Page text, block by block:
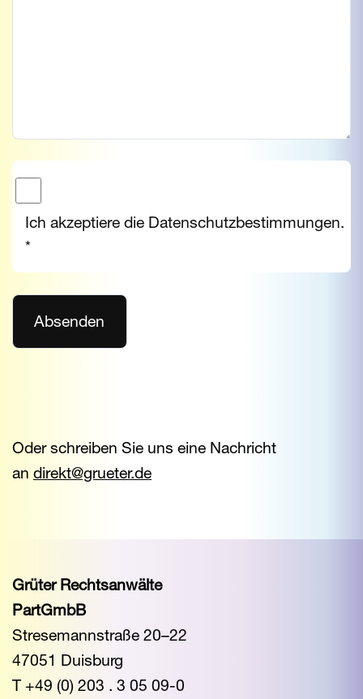
Ich akzeptiere die Datenschutzbestimmungen.
*
Oder schreiben Sie uns eine Nachricht
an direkt@grueter.de
Grüter Rechtsanwälte
PartGmbB
Stresemannstraße 20–22
47051 Duisburg
T +49 (0) 203 . 3 05 09-0